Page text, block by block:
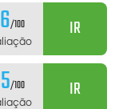
/100 IR
/100 IR